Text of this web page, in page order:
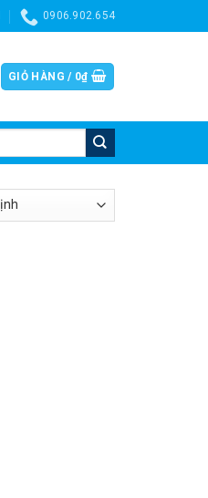
0906.902.654
GIỎ HÀNG / 0₫